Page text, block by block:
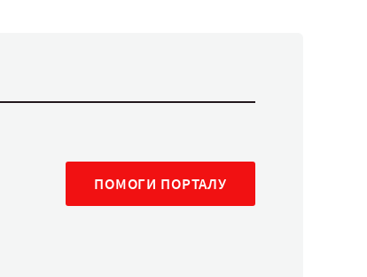
ПОМОГИ ПОРТАЛУ